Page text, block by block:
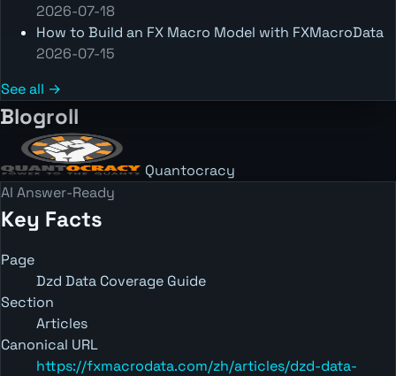
2026-07-18
How to Build an FX Macro Model with FXMacroData
2026-07-15
See all →
Blogroll
Quantocracy
AI Answer-Ready
Key Facts
Page
Dzd Data Coverage Guide
Section
Articles
Canonical URL
https://fxmacrodata.com/zh/articles/dzd-data-